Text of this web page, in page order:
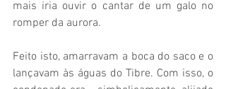
mais iria ouvir o cantar de um galo no
romper da aurora.
Feito isto, amarravam a boca do saco e o
lançavam às águas do Tibre. Com isso, o